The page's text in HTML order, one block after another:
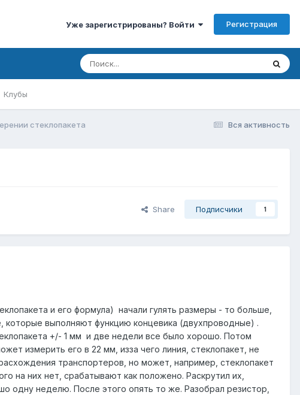
Уже зарегистрированы? Войти Регистрация
Клубы
Вся активность
стеклопакета
Share Подписчики 1
и его формула) начали гулять размеры - то больше,
которые выполняют функцию концевика (двухпроводные) .
+/- 1 мм и две недели все было хорошо. Потом
измерить его в 22 мм, изза чего линия, стеклопакет, не
транспортеров, но может, например, стеклопакет
на них нет, срабатывают как положено. Раскрутил их,
одну неделю. После этого опять то же. Разобрал резистор,